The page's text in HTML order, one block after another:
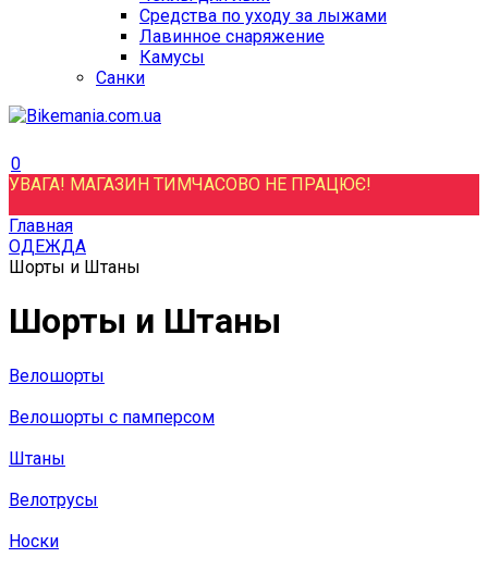
Средства по уходу за лыжами
Лавинное снаряжение
Камусы
Санки
0
УВАГА! МАГАЗИН ТИМЧАСОВО НЕ ПРАЦЮЄ!
Главная
ОДЕЖДА
Шорты и Штаны
Шорты и Штаны
Велошорты
Велошорты с памперсом
Штаны
Велотрусы
Носки